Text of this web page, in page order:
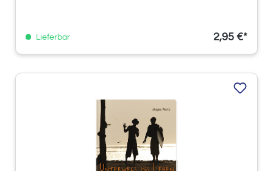
Lieferbar 2,95 €*